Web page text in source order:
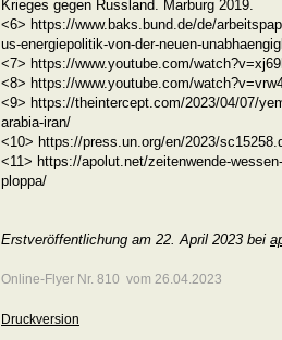
Krieges gegen Russland. Marburg 2019.
<6> https://www.baks.bund.de/de/
us-energiepolitik-von-der-neuen-
<7> https://www.youtube.com/
<8> https://www.youtube.com/
<9> https://theintercept.com/2023/04/07/
arabia-iran/
<10> https://press.un.org/en/2023/
<11> https://apolut.net/zeitenwende-
ploppa/
Erstveröffentlichung am 22. April 2023 bei
Online-Flyer Nr. 810 vom 26.04.2023
Druckversion